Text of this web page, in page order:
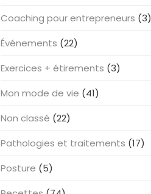
Coaching pour entrepreneurs (3)
Événements (22)
Exercices + étirements (3)
Mon mode de vie (41)
Non classé (22)
Pathologies et traitements (17)
Posture (5)